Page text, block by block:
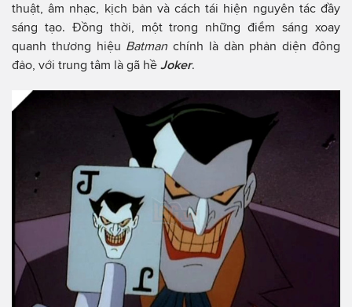
thuật, âm nhạc, kịch bản và cách tái hiện nguyên tác đầy
sáng tạo. Đồng thời, một trong những điểm sáng xoay
quanh thương hiệu Batman chính là dàn phản diện đông
đảo, với trung tâm là gã hề Joker.